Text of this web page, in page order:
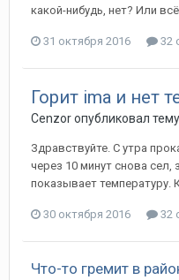
какой-нибудь, нет? Или
31 октября 2016 32
Горит ima и нет
Cenzorопубликовал
Здравствуйте. С утра
через 10 минут снова сел,
показывает температуру.
30 октября 2016 32
Что-то гремит в